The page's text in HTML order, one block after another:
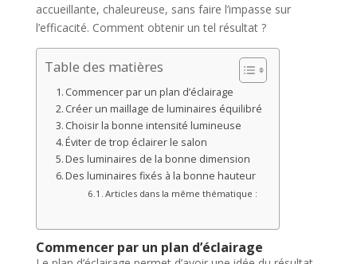
accueillante, chaleureuse, sans faire l’impasse sur
l’efficacité. Comment obtenir un tel résultat ?
Table des matières
Commencer par un plan d’éclairage
Créer un maillage de luminaires équilibré
Choisir la bonne intensité lumineuse
Éviter de trop éclairer le salon
Des luminaires de la bonne dimension
Des luminaires fixés à la bonne hauteur
Articles dans la même thématique :
Commencer par un plan d’éclairage